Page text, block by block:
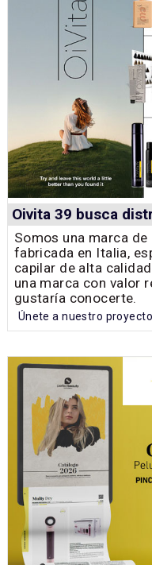
Oivita 39 busca
Somos una marca
fabricada en Italia,
capilar de alta
una marca con valor
gustaría conocerte.
Únete a nuestro proyecto